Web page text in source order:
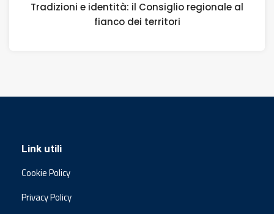
Tradizioni e identità: il Consiglio regionale al
fianco dei territori
Link utili
Cookie Policy
Privacy Policy